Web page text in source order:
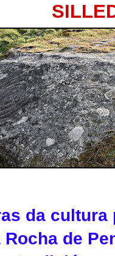
da cultura
de